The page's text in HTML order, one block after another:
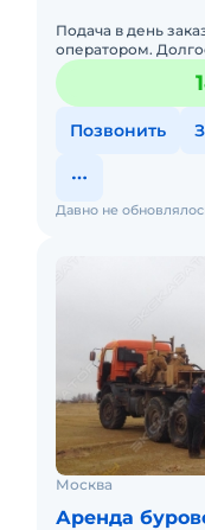
Подача в день
оператором.
оплачивается
отчетных
Позвонить
Давно не
Москва
Аренда